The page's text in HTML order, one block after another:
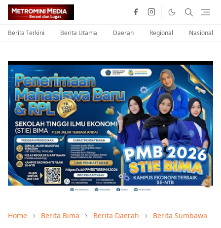
Berita Terkini Berita Utama Daerah Regional Nasional
Home Berita Bima Berita Daerah Berita Sumbawa